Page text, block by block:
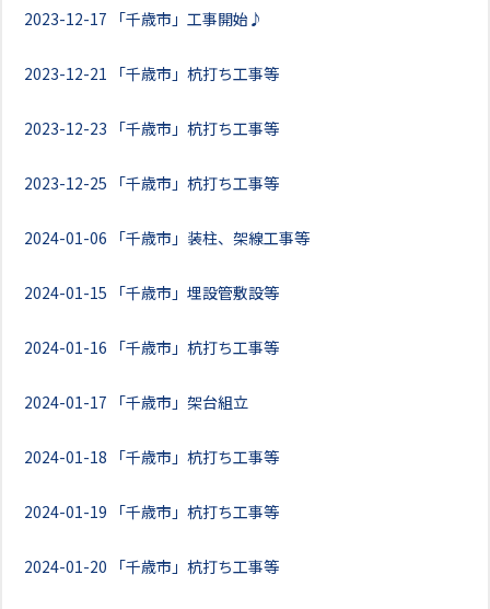
2023-12-17 「千歳市」工事開始♪
2023-12-21 「千歳市」杭打ち工事等
2023-12-23 「千歳市」杭打ち工事等
2023-12-25 「千歳市」杭打ち工事等
2024-01-06 「千歳市」装柱、架線工事等
2024-01-15 「千歳市」埋設管敷設等
2024-01-16 「千歳市」杭打ち工事等
2024-01-17 「千歳市」架台組立
2024-01-18 「千歳市」杭打ち工事等
2024-01-19 「千歳市」杭打ち工事等
2024-01-20 「千歳市」杭打ち工事等